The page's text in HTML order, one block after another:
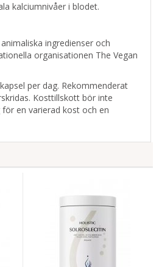
kalciumnivåer i blodet.
ingredienser och
organisationen The Vegan
per dag. Rekommenderat
Kosttillskott bör inte
en varierad kost och en